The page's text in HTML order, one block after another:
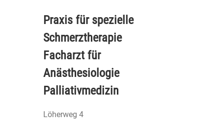
Praxis für spezielle
Schmerztherapie
Facharzt für
Anästhesiologie
Palliativmedizin
Löherweg 4